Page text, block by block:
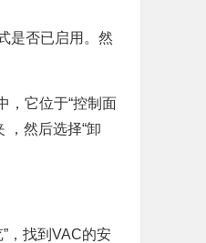
是否已启用。然
，它位于“控制面
，然后选择“卸
，找到VAC的安